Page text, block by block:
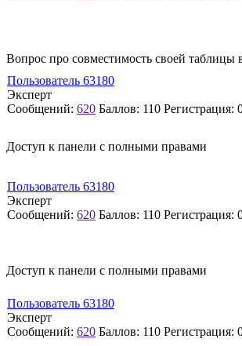
Вопрос про совместимость своей
Пользователь 63180
Эксперт
Сообщений: 620 Баллов: 110 Регистрация:
Доступ к панели с полными правами
Пользователь 63180
Эксперт
Сообщений: 620 Баллов: 110 Регистрация:
Доступ к панели с полными правами
Пользователь 63180
Эксперт
Сообщений: 620 Баллов: 110 Регистрация: